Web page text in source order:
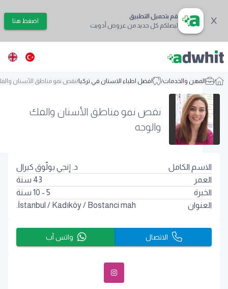
قم بتحميل التطبيق
ليصلكم كل جديد من عروض أدويت
اضغط هنا
/ المهن والخدمات/ افضل اطباء الاسنان في تركيا/نقص نمو مناطق الأسنان
نقص نمو مناطق الأسنان والفك
والوجه
الاسم الكامل
د. إنجي بولّوق كيرال
العمر
43 سنة
الخبرة
5 - 10 سنة
العنوان
İstanbul / Kadıköy/ Bostanci mah.
الاتصال واتس آب